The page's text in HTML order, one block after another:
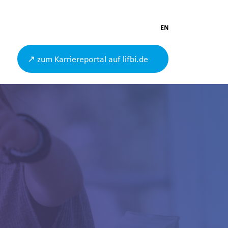
EN
↗ zum Karriereportal auf lifbi.de